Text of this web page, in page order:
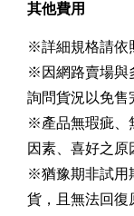
其他費用
※詳細規格請依
※因網路賣場與
詢問貨況以免售
※產品無瑕疵、
因素、喜好之原
※猶豫期非試用
貨，且無法回復